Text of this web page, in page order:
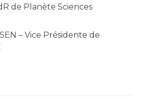
de Planète Sciences
– Vice Présidente de